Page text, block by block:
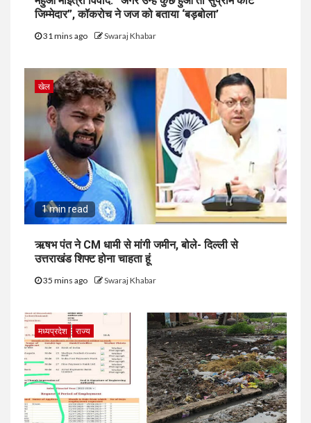
जिम्मेदार”, कॉकरोच ने जज को बताया ‘बड़बोला’
31 mins ago Swaraj Khabar
खेल
1 min read
ऋषभ पंत ने CM धामी से मांगी जमीन, बोले- दिल्ली से
उत्तराखंड शिफ्ट होना चाहता हूं
35 mins ago Swaraj Khabar
मध्यप्रदेश राज्य